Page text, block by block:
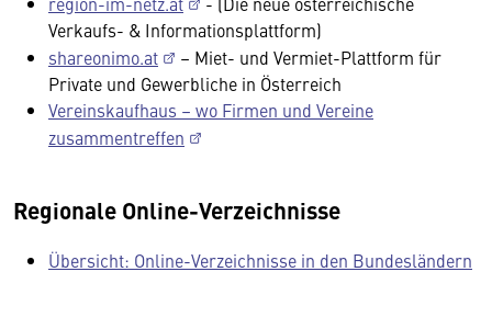
Verkaufs- & Informationsplattform)
shareonimo.at
– Miet- und Vermiet-Plattform für
Private und Gewerbliche in Österreich
Vereinskaufhaus – wo Firmen und Vereine
zusammentreffen
Regionale Online-Verzeichnisse
Übersicht: Online-Verzeichnisse in den Bundesländern